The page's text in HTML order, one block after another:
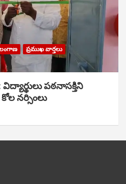
ప్రముఖ వార్తలు
పఠ‌నాసక్తిని
నర్సింలు